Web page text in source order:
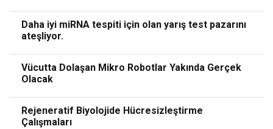
Daha iyi miRNA tespiti için olan yarış test pazarını
ateşliyor.
Vücutta Dolaşan Mikro Robotlar Yakında Gerçek
Olacak
Rejeneratif Biyolojide Hücresizleştirme
Çalışmaları